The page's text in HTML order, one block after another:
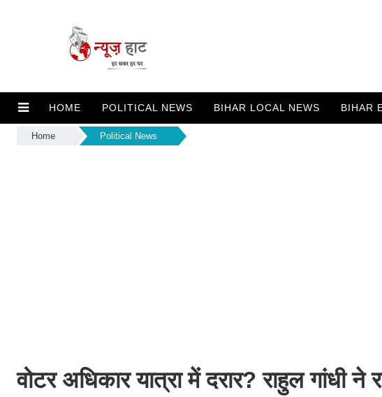
HOME POLITICAL NEWS BIHAR LOCAL NEWS BIHAR
Home Political News
वोटर अधिकार यात्रा में दरार? राहुल गांधी